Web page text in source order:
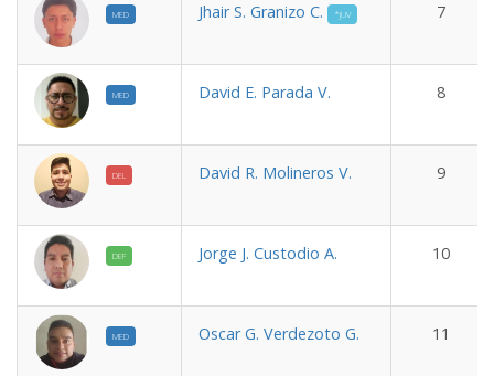
MED Jhair S. Granizo C. *JUV 7
MED David E. Parada V. 8
DEL David R. Molineros V. 9
DEF Jorge J. Custodio A. 10
MED Oscar G. Verdezoto G. 11